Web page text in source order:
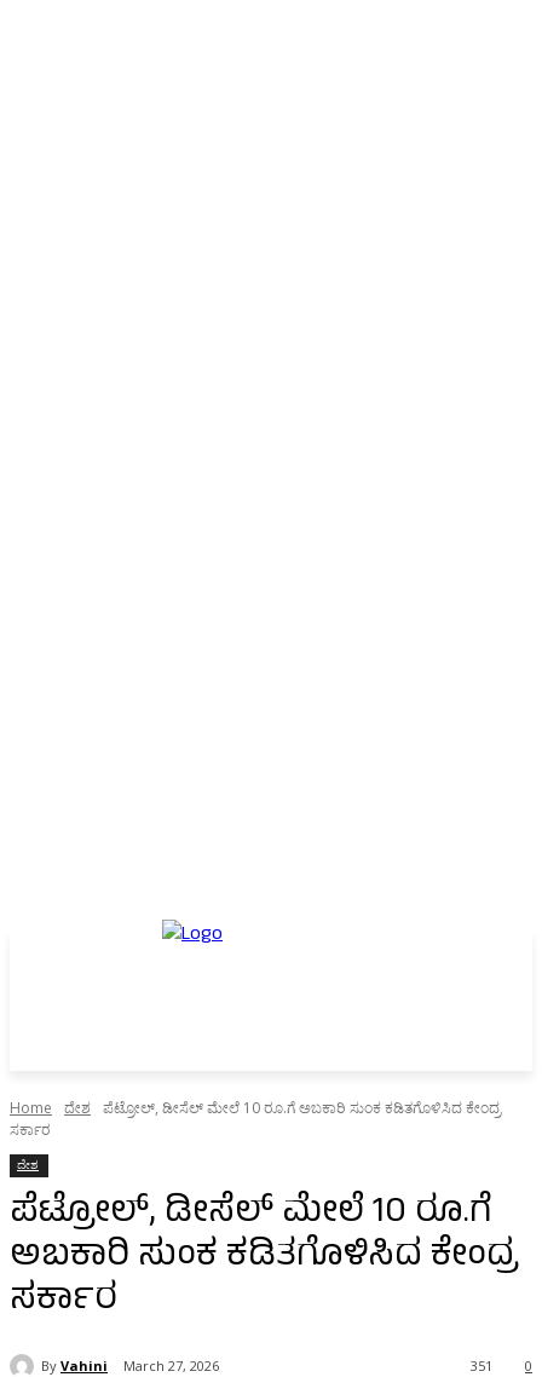
Home ದೇಶ
ಪೆಟ್ರೋಲ್‌, ಡೀಸೆಲ್‌ ಮೇಲೆ 10 ರೂ.ಗೆ ಅಬಕಾರಿ ಸುಂಕ ಕಡಿತಗೊಳಿಸಿದ ಕೇಂದ್ರ
ಸರ್ಕಾರ
ದೇಶ
ಪೆಟ್ರೋಲ್‌, ಡೀಸೆಲ್‌ ಮೇಲೆ 10 ರೂ.ಗೆ
ಅಬಕಾರಿ ಸುಂಕ ಕಡಿತಗೊಳಿಸಿದ ಕೇಂದ್ರ
ಸರ್ಕಾರ
By Vahini March 27, 2026 0
351